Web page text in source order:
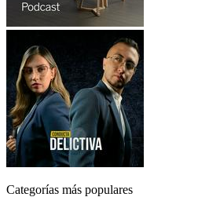
Categorías más populares